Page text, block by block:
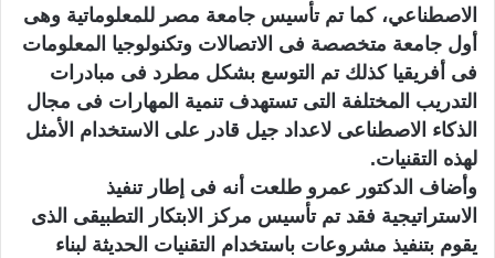
الاصطناعي، كما تم تأسيس جامعة مصر للمعلوماتية وهى
أول جامعة متخصصة فى الاتصالات وتكنولوجيا المعلومات
فى أفريقيا كذلك تم التوسع بشكل مطرد فى مبادرات
التدريب المختلفة التى تستهدف تنمية المهارات فى مجال
الذكاء الاصطناعى لاعداد جيل قادر على الاستخدام الأمثل
لهذه التقنيات.
وأضاف الدكتور عمرو طلعت أنه فى إطار تنفيذ
الاستراتيجية فقد تم تأسيس مركز الابتكار التطبيقى الذى
يقوم بتنفيذ مشروعات باستخدام التقنيات الحديثة لبناء